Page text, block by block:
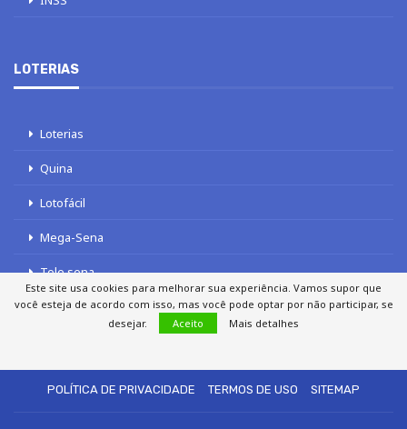
LOTERIAS
Loterias
Quina
Lotofácil
Mega-Sena
Tele sena
POLÍTICA DE PRIVACIDADE
TERMOS DE USO SITEMAP
Este site usa cookies para melhorar sua experiência. Vamos supor que
você esteja de acordo com isso, mas você pode optar por não participar, se
desejar.
Aceito Mais detalhes